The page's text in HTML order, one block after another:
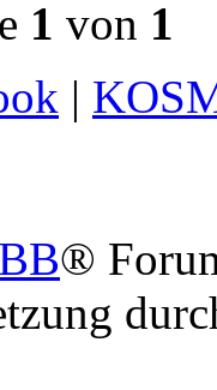
1 von 1
|
®